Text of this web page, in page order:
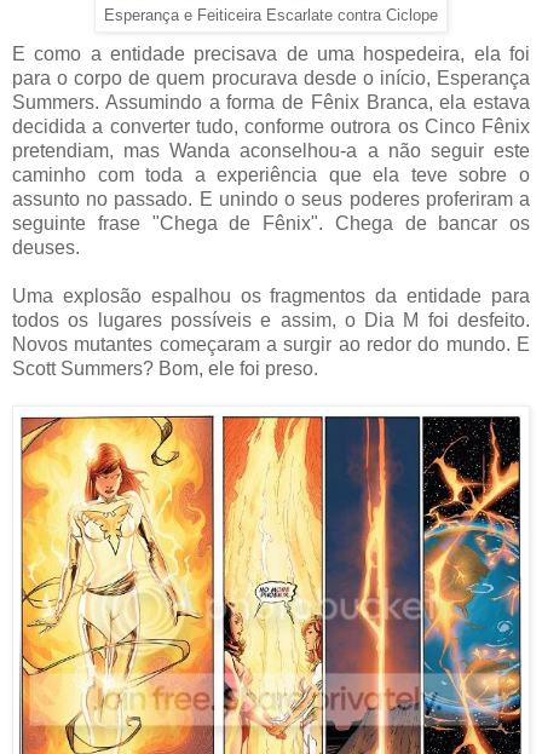
Esperança e Feiticeira Escarlate contra Ciclope
E como a entidade precisava de uma hospedeira, ela foi
para o corpo de quem procurava desde o início, Esperança
Summers. Assumindo a forma de Fênix Branca, ela estava
decidida a converter tudo, conforme outrora os Cinco Fênix
pretendiam, mas Wanda aconselhou-a a não seguir este
caminho com toda a experiência que ela teve sobre o
assunto no passado. E unindo o seus poderes proferiram a
seguinte frase "Chega de Fênix". Chega de bancar os
deuses.
Uma explosão espalhou os fragmentos da entidade para
todos os lugares possíveis e assim, o Dia M foi desfeito.
Novos mutantes começaram a surgir ao redor do mundo. E
Scott Summers? Bom, ele foi preso.